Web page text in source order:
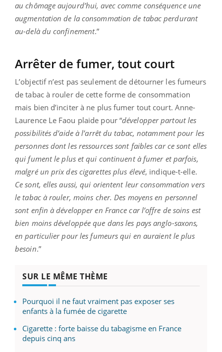
au chômage aujourd’hui, avec comme conséquence une
augmentation de la consommation de tabac perdurant
au-delà du confinement.”
Arrêter de fumer, tout court
L’objectif n’est pas seulement de détourner les fumeurs
de tabac à rouler de cette forme de consommation
mais bien d’inciter à ne plus fumer tout court. Anne-
Laurence Le Faou plaide pour “développer partout les
possibilités d’aide à l’arrêt du tabac, notamment pour les
personnes dont les ressources sont faibles car ce sont elles
qui fument le plus et qui continuent à fumer et parfois,
malgré un prix des cigarettes plus élevé, indique-t-elle.
Ce sont, elles aussi, qui orientent leur consommation vers
le tabac à rouler, moins cher. Des moyens en personnel
sont enfin à développer en France car l’offre de soins est
bien moins développée que dans les pays anglo-saxons,
en particulier pour les fumeurs qui en auraient le plus
besoin.”
SUR LE MÊME THÈME
Pourquoi il ne faut vraiment pas exposer ses
enfants à la fumée de cigarette
Cigarette : forte baisse du tabagisme en France
depuis cinq ans